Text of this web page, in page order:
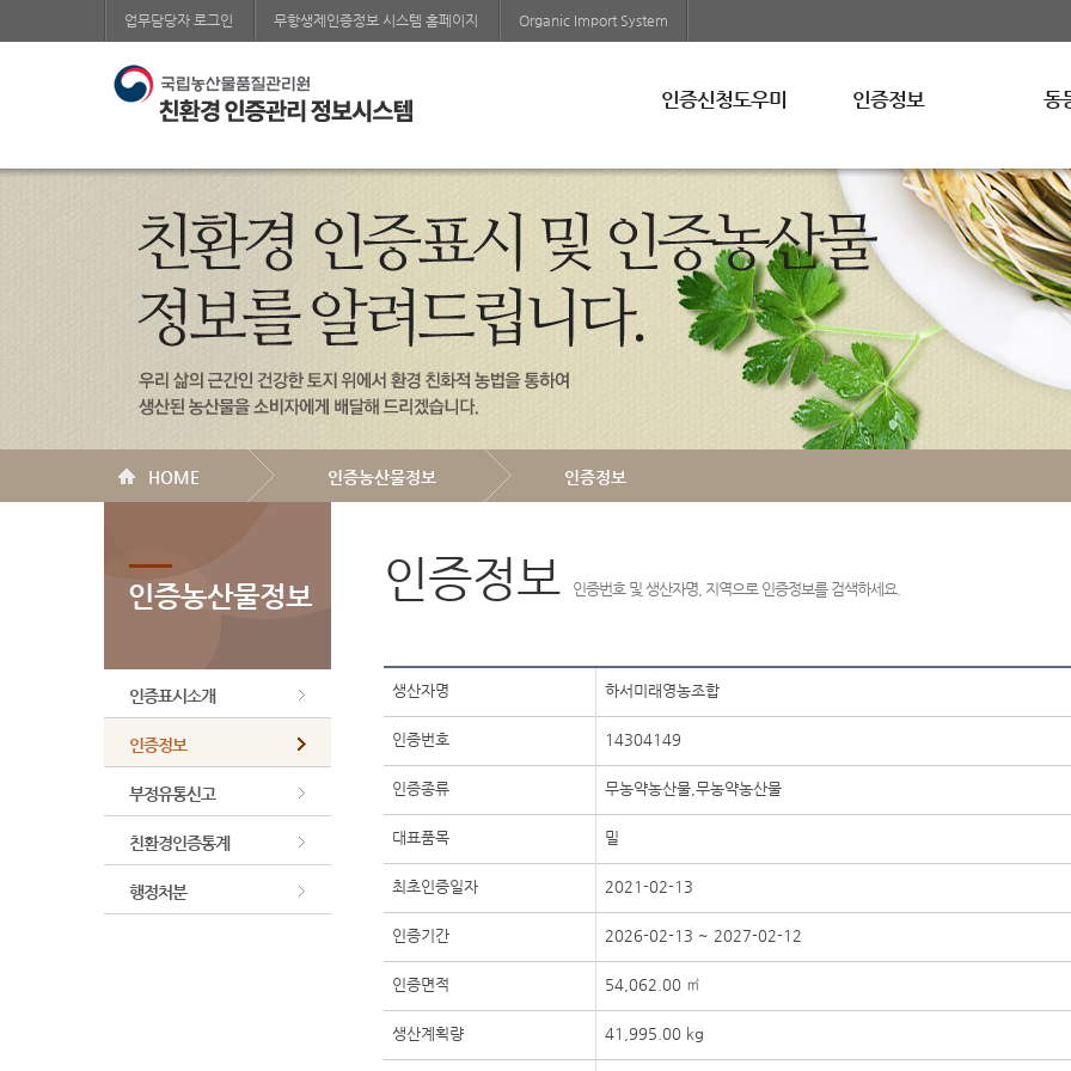
업무담당자 로그인 무항생제인증정보 시스템 홈페이지 Organic Import System
인증신청도우미
교육일정조회
인증정보
인증표시
인증정보검색
부정유통신고
인증통계
행정처분
동
EU
영
캐
수
증
HOME 인증농산물정보 인증정보
인증농산물정보
인증표시소개
인증정보
부정유통신고
친환경인증통계
행정처분
인증정보 인증번호 및 생산자명, 지역으로 인증정보를 검색하세요.
생산자명 하서미래영농조합
인증번호 14304149
인증종류 무농약농산물,무농약농산물
대표품목 밀
최초인증일자 2021-02-13
인증기간 2026-02-13 ~ 2027-02-12
인증면적 54,062.00 ㎡
생산계획량 41,995.00 kg